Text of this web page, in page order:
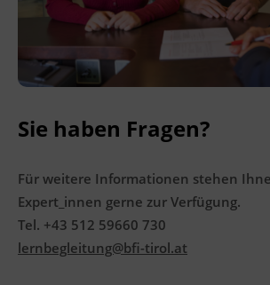
Sie haben Fragen?
Für weitere Informationen stehen
Expert_innen gerne zur Verfügung.
Tel. +43 512 59660 730
lernbegleitung@bfi-tirol.at